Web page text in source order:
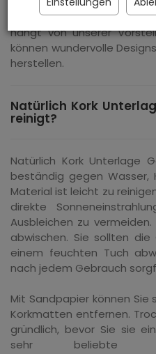
Geschenk für
hängt von unserer
können wundervolle
herstellen.
Natürlich Kork
reinigt?
Natürlich Kork Unterlage
beständig gegen Wasser,
Material ist leicht zu
direkte
Ausbleichen zu vermeiden.
abwischen. Sie sollten die
einem feuchten Tuch
nach jedem Gebrauch
Mit Sandpapier können Sie
Korkmatten entfernen.
gründlich, bevor Sie sie
sehr beliebte